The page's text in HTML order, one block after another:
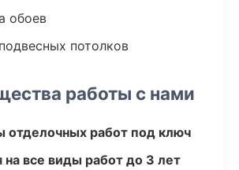
обоев
потолков
работы с нами
отделочных работ под ключ
на все виды работ до 3 лет